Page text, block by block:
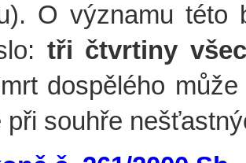
O významu této
tři čtvrtiny
dospělého
při souhře